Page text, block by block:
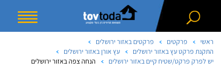
ראשי פרקטים
פרקטים באזור ירושלים
התקנת פרקט עץ באזור ירושלים
עץ אורן באזור ירושלים
יש לפרק פרקט/שטיח קיים באזור ירושלים
הנחה צפה באזור ירושלים